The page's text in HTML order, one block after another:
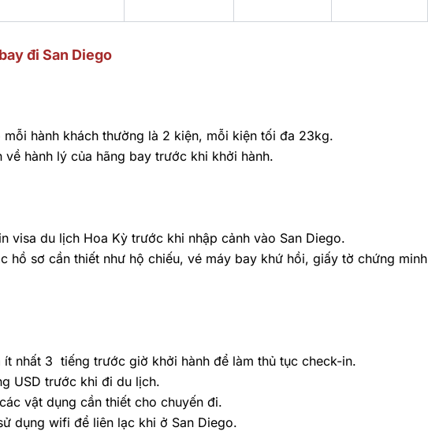
đi San Diego
hành khách thường là 2 kiện, mỗi kiện tối đa 23kg.
về hành lý của hãng bay trước khi khởi hành.
visa du lịch Hoa Kỳ trước khi nhập cảnh vào San Diego.
hồ sơ cần thiết như hộ chiếu, vé máy bay khứ hồi, giấy tờ chứng minh
ít nhất 3 tiếng trước giờ khởi hành để làm thủ tục check-in.
USD trước khi đi du lịch.
vật dụng cần thiết cho chuyến đi.
dụng wifi để liên lạc khi ở San Diego.